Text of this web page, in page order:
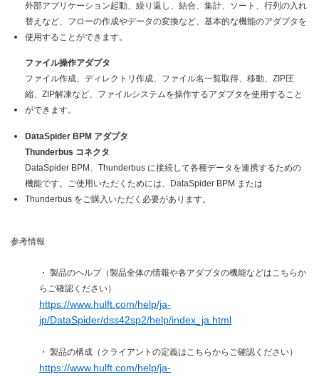
外部アプリケーション起動、繰り返し、結合、集計、ソート、行列の入れ
替えなど、フローの作成やデータの変換など、基本的な機能のアダプタを
使用することができます。
ファイル操作アダプタ
ファイル作成、ディレクトリ作成、ファイル名一覧取得、移動、ZIP圧
縮、ZIP解凍など、ファイルシステムを操作するアダプタを使用すること
ができます。
DataSpider BPM アダプタ
Thunderbus コネクタ
DataSpider BPM、Thunderbus に接続して各種データを連携するための
機能です。ご使用いただくためには、DataSpider BPM または
Thunderbus をご購入いただく必要があります。
参考情報
・ 製品のヘルプ（製品全体の情報や各アダプタの機能などはこちらか
らご確認ください）
https://www.hulft.com/help/ja-
jp/DataSpider/dss42sp2/help/index_ja.html
・ 製品の構成（クライアントの定義はこちらからご確認ください）
https://www.hulft.com/help/ja-